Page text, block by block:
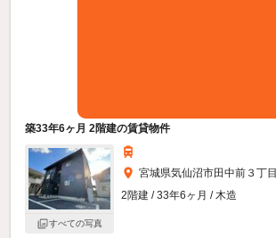
築33年6ヶ月 2階建の賃貸物件
すべての写真
宮城県気仙沼市田中前３丁目
2階建 / 33年6ヶ月 / 木造